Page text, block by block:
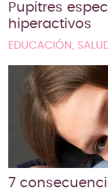
Pupitres
hiperactivos
EDUCACIÓN,
7